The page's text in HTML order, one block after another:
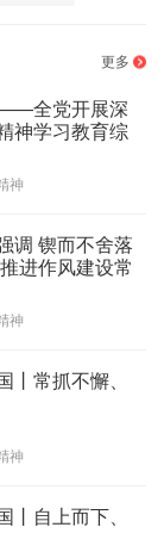
更多
全党开展深
神学习教育综
神
调 锲而不舍落
进作风建设常
神
丨常抓不懈、
神
丨自上而下、